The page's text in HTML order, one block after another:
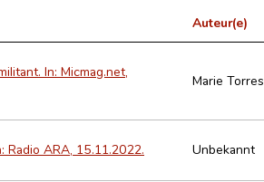
Auteur(e)
In: Micmag.net,
Marie Torres
Radio ARA, 15.11.2022. Unbekannt